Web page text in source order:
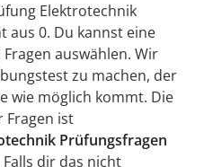
Elektrotechnik
aus 0. Du kannst eine
auswählen. Wir
zu machen, der
wie möglich kommt. Die
Fragen ist
Prüfungsfragen
dir das nicht